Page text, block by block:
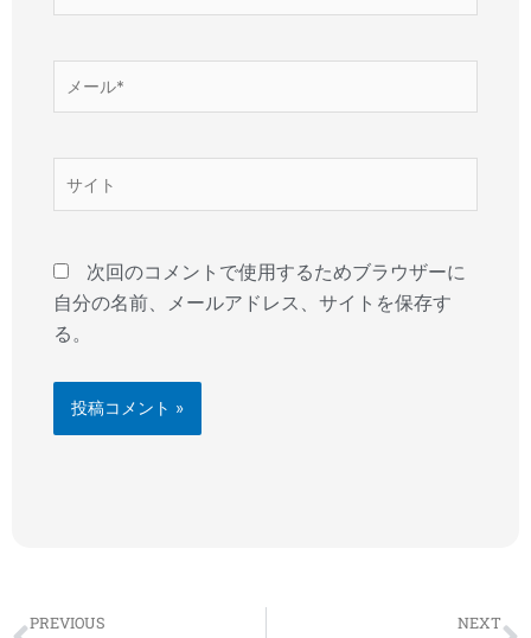
*
次回のコメントで使用するためブラウザーに
自分の名前、メールアドレス、サイトを保存す
る。
Prev
PREVIOUS NEXT